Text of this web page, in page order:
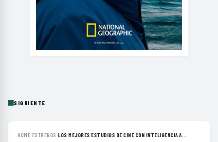
SIGUIENTE
HOME›ESTRENOS ›LOS MEJORES ESTUDIOS DE CINE CON INTELIGENCIA A...